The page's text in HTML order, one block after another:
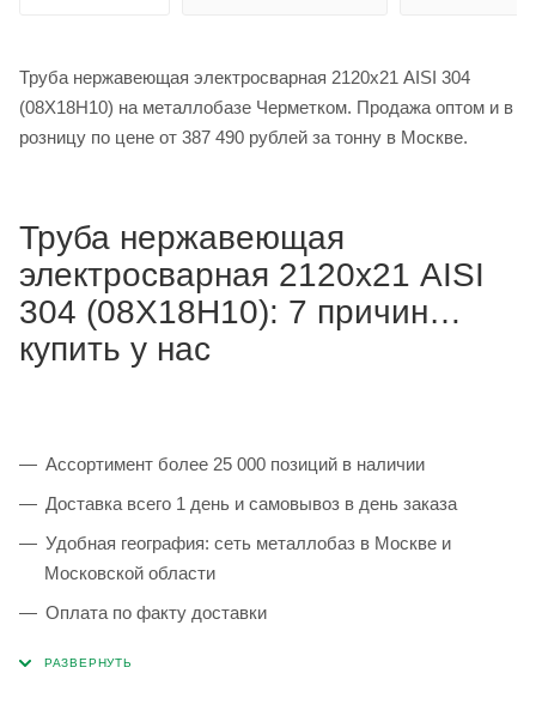
Труба нержавеющая электросварная 2120х21 AISI 304
(08Х18Н10) на металлобазе Черметком. Продажа оптом и в
розницу по цене от 387 490 рублей за тонну в Москве.
Труба нержавеющая
электросварная 2120х21 AISI
304 (08Х18Н10): 7 причин
купить у нас
Ассортимент более 25 000 позиций в наличии
Доставка всего 1 день и самовывоз в день заказа
Удобная география: сеть металлобаз в Москве и
Московской области
Оплата по факту доставки